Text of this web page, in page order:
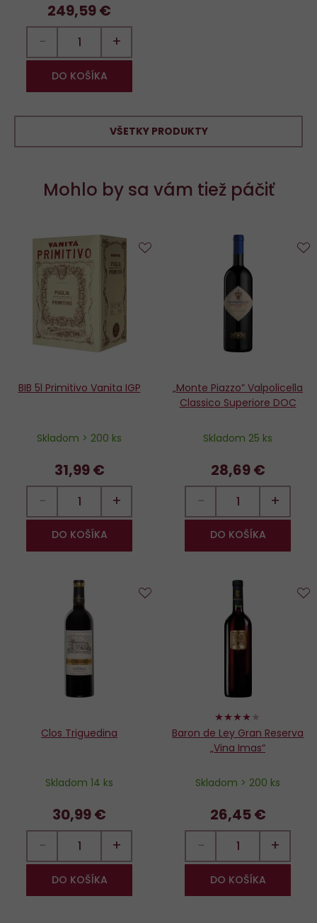
249,59 €
− +
DO KOŠÍKA
VŠETKY PRODUKTY
Mohlo by sa vám tiež páčiť
BIB 5l Primitivo Vanita IGP
Skladom > 200 ks
31,99 €
− +
DO KOŠÍKA
„Monte Piazzo” Valpolicella
Classico Superiore DOC
Skladom 25 ks
28,69 €
− +
DO KOŠÍKA
Clos Triguedina
Skladom 14 ks
30,99 €
− +
DO KOŠÍKA
80%
Baron de Ley Gran Reserva
„Vina Imas“
Skladom > 200 ks
26,45 €
− +
DO KOŠÍKA